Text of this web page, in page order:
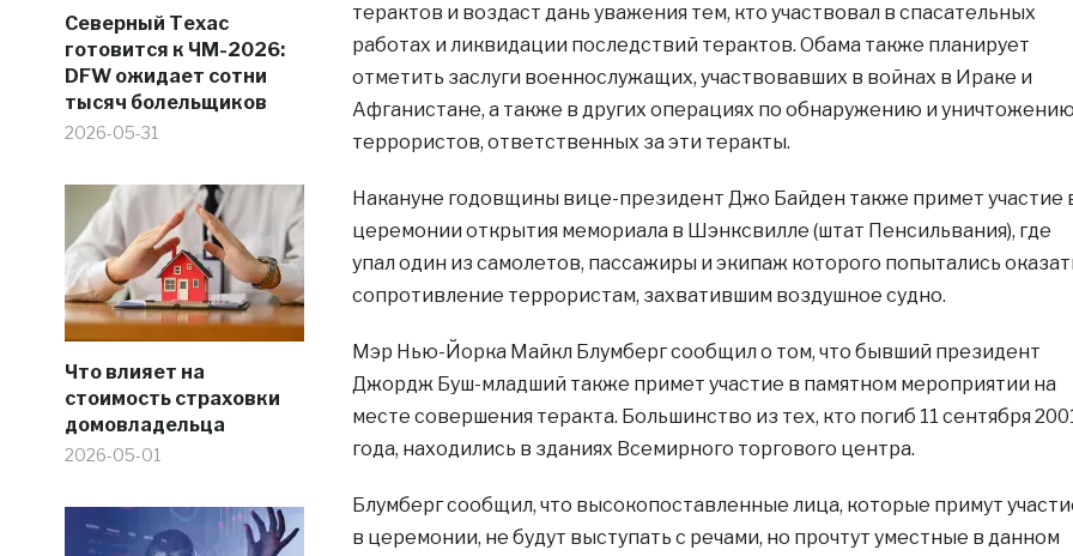
Северный Техас
готовится к ЧМ-2026:
DFW ожидает сотни
тысяч болельщиков
2026-05-31
Что влияет на
стоимость страховки
домовладельца
2026-05-01
терактов и воздаст дань уважения тем, кто участвовал в спасательных
работах и ликвидации последствий терактов. Обама также планирует
отметить заслуги военнослужащих, участвовавших в войнах в Ираке и
Афганистане, а также в других операциях по обнаружению и уничтожению
террористов, ответственных за эти теракты.
Накануне годовщины вице-президент Джо Байден также примет участие
церемонии открытия мемориала в Шэнксвилле (штат Пенсильвания), где
упал один из самолетов, пассажиры и экипаж которого попытались
сопротивление террористам, захватившим воздушное судно.
Мэр Нью-Йорка Майкл Блумберг сообщил о том, что бывший президент
Джордж Буш-младший также примет участие в памятном мероприятии на
месте совершения теракта. Большинство из тех, кто погиб 11 сентября
года, находились в зданиях Всемирного торгового центра.
Блумберг сообщил, что высокопоставленные лица, которые примут
в церемонии, не будут выступать с речами, но прочтут уместные в данном